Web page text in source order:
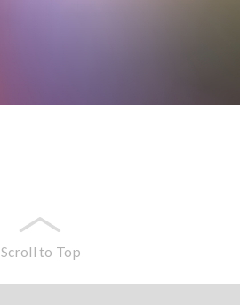
Scroll to Top